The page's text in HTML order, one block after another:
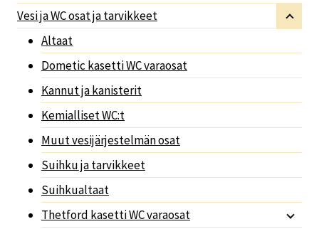
Vesi ja WC osat ja tarvikkeet
Altaat
Dometic kasetti WC varaosat
Kannut ja kanisterit
Kemialliset WC:t
Muut vesijärjestelmän osat
Suihku ja tarvikkeet
Suihkualtaat
Thetford kasetti WC varaosat